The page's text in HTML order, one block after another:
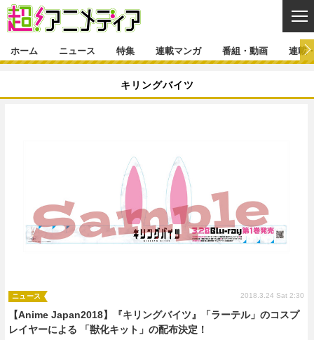
イベント
声優 コスプレ
ラジオ
動画
連載・ブログ
連載・ブログ一覧 コラム
ホーム ニュース 特集 連載マンガ 番組・動画 連載
キリングバイツ
【Anime Japan2018】『キリングバイツ』「ラーテル」のコスプ
レイヤーによる 「獣化キット」の配布決定！
ニュース 2018.3.24 Sat 2:30